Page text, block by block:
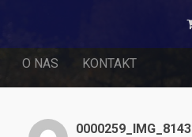
O NAS KONTAKT
0000259_IMG_8143